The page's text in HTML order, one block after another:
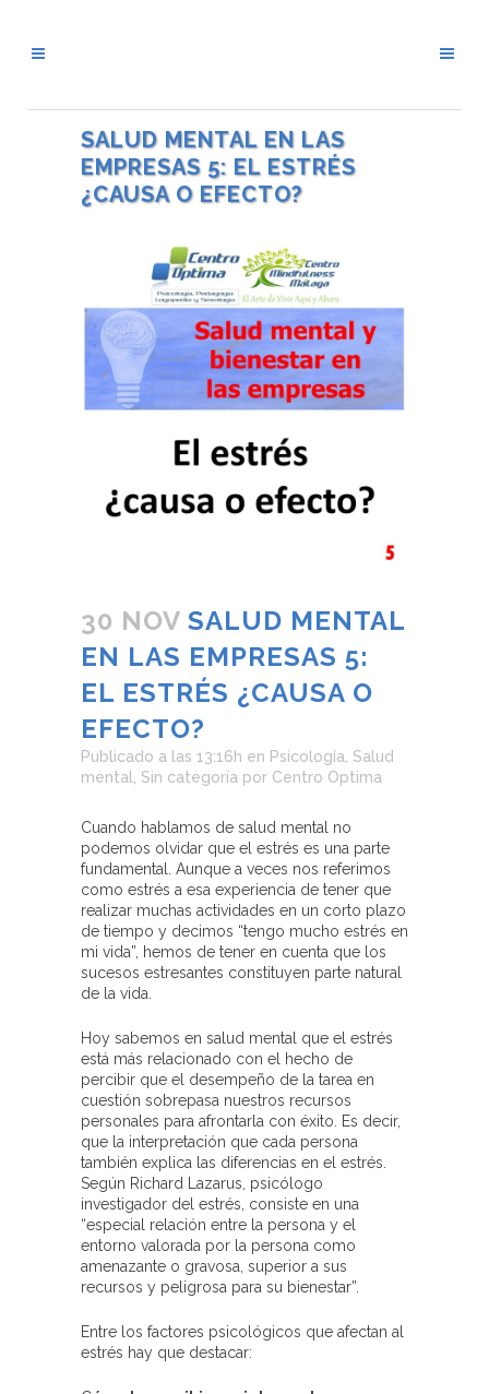
SALUD MENTAL EN LAS
EMPRESAS 5: EL ESTRÉS
¿CAUSA O EFECTO?
30 NOV SALUD MENTAL
EN LAS EMPRESAS 5:
EL ESTRÉS ¿CAUSA O
EFECTO?
Publicado a las 13:16h en Psicología, Salud
mental, Sin categoría por Centro Optima
Cuando hablamos de salud mental no
podemos olvidar que el estrés es una parte
fundamental. Aunque a veces nos referimos
como estrés a esa experiencia de tener que
realizar muchas actividades en un corto plazo
de tiempo y decimos “tengo mucho estrés en
mi vida”, hemos de tener en cuenta que los
sucesos estresantes constituyen parte natural
de la vida.
Hoy sabemos en salud mental que el estrés
está más relacionado con el hecho de
percibir que el desempeño de la tarea en
cuestión sobrepasa nuestros recursos
personales para afrontarla con éxito. Es decir,
que la interpretación que cada persona
también explica las diferencias en el estrés.
Según Richard Lazarus, psicólogo
investigador del estrés, consiste en una
“especial relación entre la persona y el
entorno valorada por la persona como
amenazante o gravosa, superior a sus
recursos y peligrosa para su bienestar”.
Entre los factores psicológicos que afectan al
estrés hay que destacar: